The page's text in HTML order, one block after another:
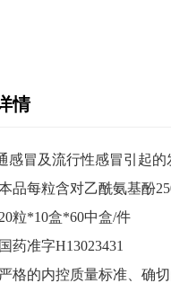
情
感冒及流行性感冒引起的
品每粒含对乙酰氨基酚
粒*10盒*60中盒/件
药准字H13023431
格的内控质量标准、确